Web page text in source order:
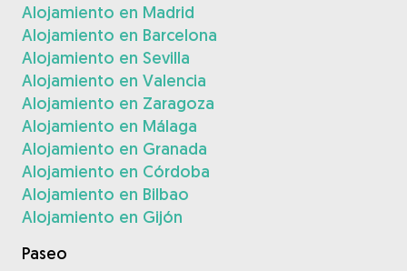
Alojamiento en Madrid
Alojamiento en Barcelona
Alojamiento en Sevilla
Alojamiento en Valencia
Alojamiento en Zaragoza
Alojamiento en Málaga
Alojamiento en Granada
Alojamiento en Córdoba
Alojamiento en Bilbao
Alojamiento en Gijón
Paseo